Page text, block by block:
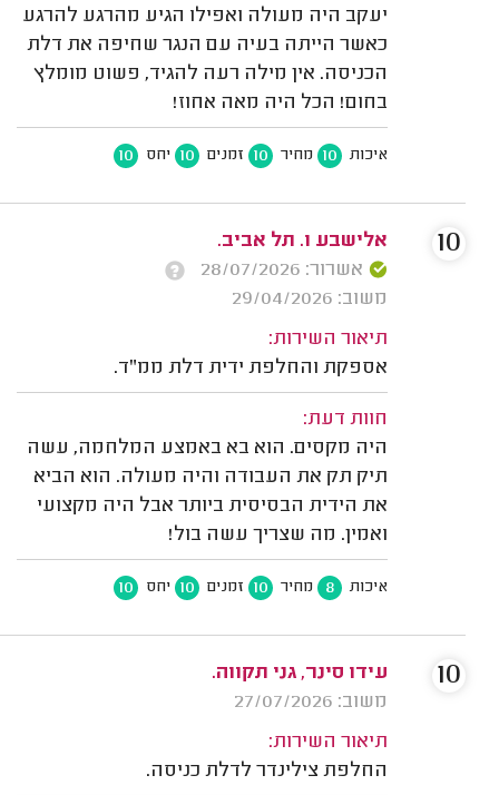
יעקב היה מעולה ואפילו הגיע מהרגע להרגע
כאשר הייתה בעיה עם הנגר שחיפה את דלת
הכניסה. אין מילה רעה להגיד, פשוט מומלץ
בחום! הכל היה מאה אחוז!
איכות 10 מחיר 10 זמנים 10 יחס 10
אלישבע ו. תל אביב.
אשרור: 28/07/2026
משוב: 29/04/2026
תיאור השירות:
אספקת והחלפת ידית דלת ממ"ד.
חוות דעת:
היה מקסים. הוא בא באמצע המלחמה, עשה
תיק תק את העבודה והיה מעולה. הוא הביא
את הידית הבסיסית ביותר אבל היה מקצועי
ואמין. מה שצריך עשה בול!
איכות 8 מחיר 10 זמנים 10 יחס 10
10
עידו סינר, גני תקווה.
משוב: 27/07/2026
תיאור השירות:
החלפת צילינדר לדלת כניסה.
10